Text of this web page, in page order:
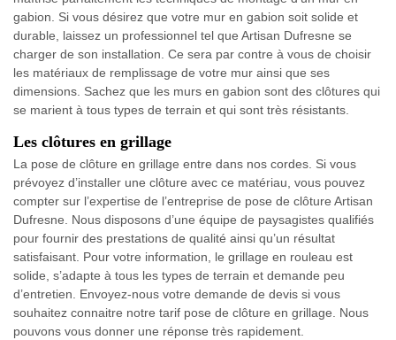
gabion. Si vous désirez que votre mur en gabion soit solide et
durable, laissez un professionnel tel que Artisan Dufresne se
charger de son installation. Ce sera par contre à vous de choisir
les matériaux de remplissage de votre mur ainsi que ses
dimensions. Sachez que les murs en gabion sont des clôtures qui
se marient à tous types de terrain et qui sont très résistants.
Les clôtures en grillage
La pose de clôture en grillage entre dans nos cordes. Si vous
prévoyez d’installer une clôture avec ce matériau, vous pouvez
compter sur l’expertise de l’entreprise de pose de clôture Artisan
Dufresne. Nous disposons d’une équipe de paysagistes qualifiés
pour fournir des prestations de qualité ainsi qu’un résultat
satisfaisant. Pour votre information, le grillage en rouleau est
solide, s’adapte à tous les types de terrain et demande peu
d’entretien. Envoyez-nous votre demande de devis si vous
souhaitez connaitre notre tarif pose de clôture en grillage. Nous
pouvons vous donner une réponse très rapidement.